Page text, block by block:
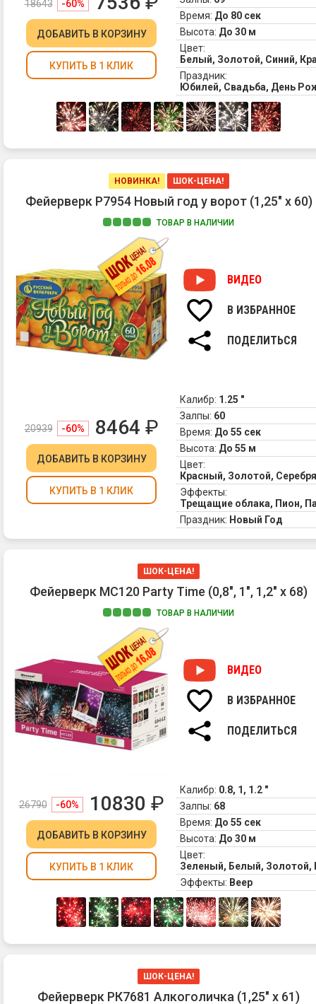
18643 -60%
ДОБАВИТЬ В КОРЗИНУ
КУПИТЬ В 1 КЛИК
Время: До 80 сек
Высота: До 30 м
Цвет:
Белый, Золотой, Синий,
Праздник:
Юбилей, Свадьба, День
НОВИНКА! ШОК-ЦЕНА!
Фейерверк Р7954 Новый год у ворот (1,25" х 60)
ТОВАР В НАЛИЧИИ
ВИДЕО
В ИЗБРАННОЕ
ПОДЕЛИТЬСЯ
20939 -60% 8464 ₽
ДОБАВИТЬ В КОРЗИНУ
КУПИТЬ В 1 КЛИК
Калибр: 1.25 "
Залпы: 60
Время: До 55 сек
Высота: До 55 м
Цвет:
Красный, Золотой,
Эффекты:
Трещащие облака, Пион,
Праздник: Новый Год
ШОК-ЦЕНА!
Фейерверк MC120 Party Time (0,8", 1", 1,2" х 68)
ТОВАР В НАЛИЧИИ
ВИДЕО
В ИЗБРАННОЕ
ПОДЕЛИТЬСЯ
26790 -60% 10830 ₽
ДОБАВИТЬ В КОРЗИНУ
КУПИТЬ В 1 КЛИК
Калибр: 0.8, 1, 1.2 "
Залпы: 68
Время: До 55 сек
Высота: До 30 м
Цвет:
Зеленый, Белый,
Эффекты: Веер
ШОК-ЦЕНА!
Фейерверк РК7681 Алкоголичка (1,25" х 61)